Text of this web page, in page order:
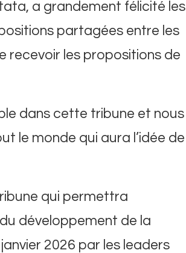
a grandement félicité les
partagées entre les
recevoir les propositions de
dans cette tribune et nous
le monde qui aura l’idée de
qui permettra
développement de la
2026 par les leaders